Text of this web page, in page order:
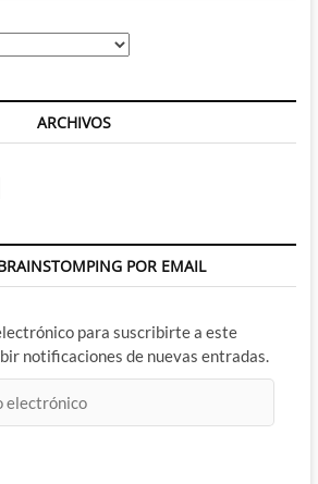
ARCHIVOS
POR EMAIL
para suscribirte a este
notificaciones de nuevas entradas.